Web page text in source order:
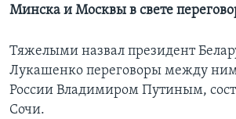
Минска и Москвы в свете
Тяжелыми назвал президент
Лукашенко переговоры между
России Владимиром Путиным,
Сочи.